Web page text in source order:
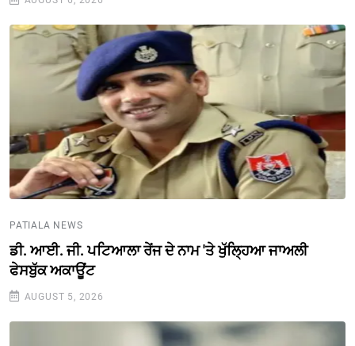
PATIALA NEWS
ਡੀ. ਆਈ. ਜੀ. ਪਟਿਆਲਾ ਰੇਂਜ ਦੇ ਨਾਮ 'ਤੇ ਖੁੱਲ੍ਹਿਆ ਜਾਅਲੀ
ਫੇਸਬੁੱਕ ਅਕਾਊਂਟ
AUGUST 5, 2026